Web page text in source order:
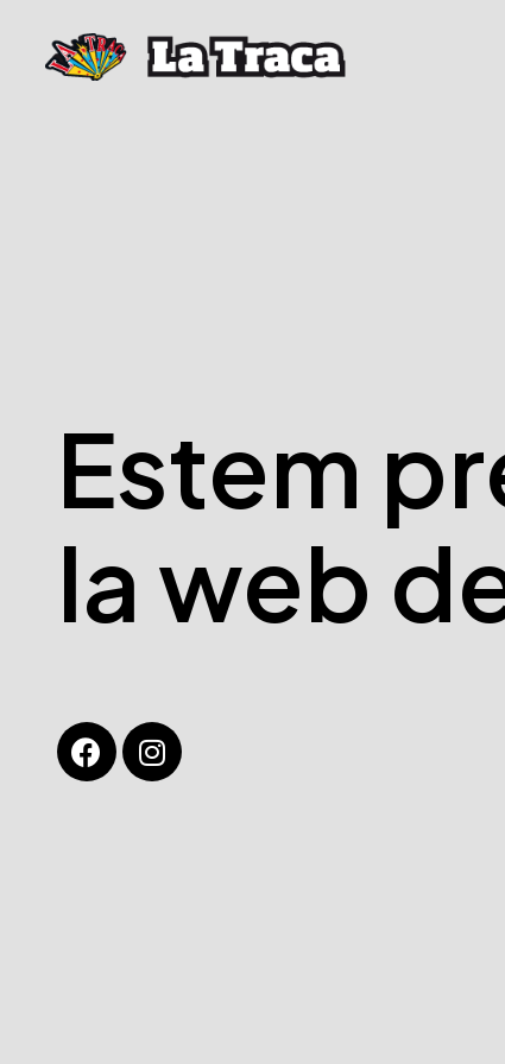
Estem
la web